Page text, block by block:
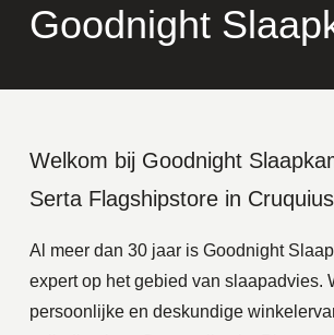
Goodnight
Welkom bij Goodnight
Serta Flagshipstore in Cruquius
Al meer dan 30 jaar is Goodnight
expert op het gebied van slaapadvies.
persoonlijke en deskundige